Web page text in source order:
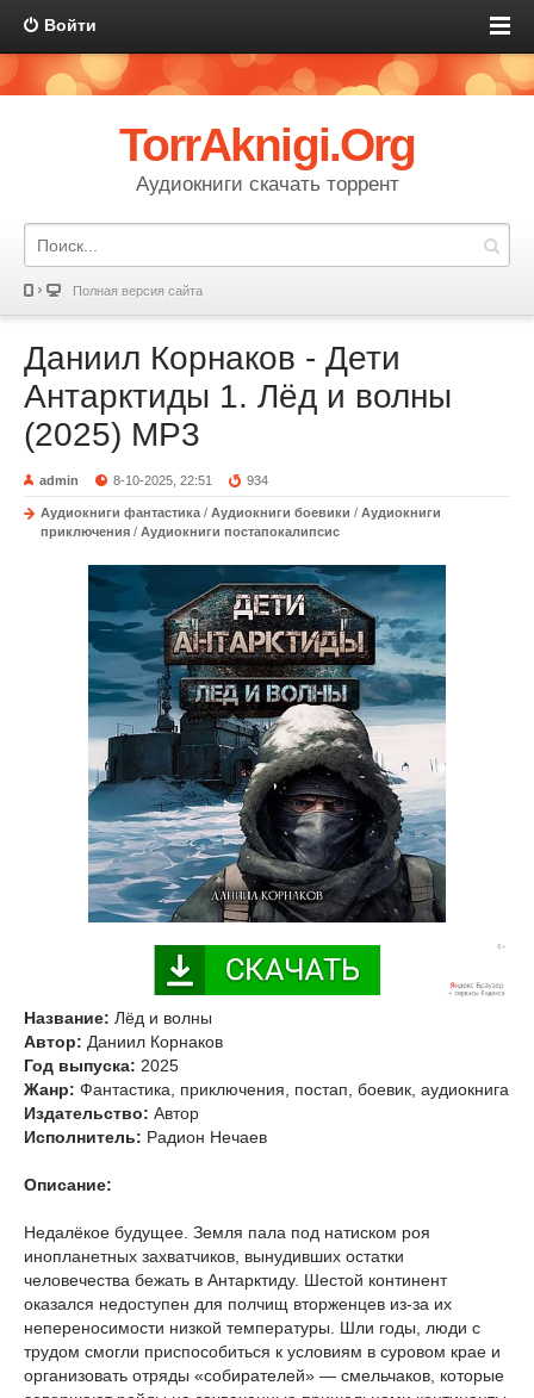
Войти
TorrAknigi.Org
Аудиокниги скачать торрент
Полная версия сайта
Даниил Корнаков - Дети
Антарктиды 1. Лёд и волны
(2025) MP3
admin 8-10-2025, 22:51 934
Аудиокниги фантастика / Аудиокниги боевики / Аудиокниги
приключения / Аудиокниги постапокалипсис
Название: Лёд и волны
Автор: Даниил Корнаков
Год выпуска: 2025
Жанр: Фантастика, приключения, постап, боевик, аудиокнига
Издательство: Автор
Исполнитель: Радион Нечаев
Описание:
Недалёкое будущее. Земля пала под натиском роя
инопланетных захватчиков, вынудивших остатки
человечества бежать в Антарктиду. Шестой континент
оказался недоступен для полчищ вторженцев из-за их
непереносимости низкой температуры. Шли годы, люди с
трудом смогли приспособиться к условиям в суровом крае и
организовать отряды «собирателей» — смельчаков, которые